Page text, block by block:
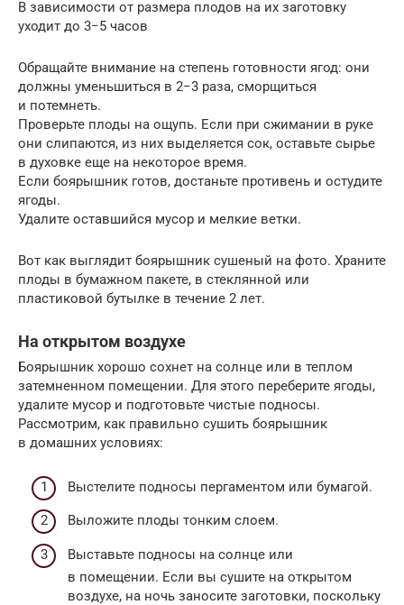
В зависимости от размера плодов на их заготовку
уходит до 3−5 часов
Обращайте внимание на степень готовности ягод: они
должны уменьшиться в 2−3 раза, сморщиться
и потемнеть.
Проверьте плоды на ощупь. Если при сжимании в руке
они слипаются, из них выделяется сок, оставьте сырье
в духовке еще на некоторое время.
Если боярышник готов, достаньте противень и остудите
ягоды.
Удалите оставшийся мусор и мелкие ветки.
Вот как выглядит боярышник сушеный на фото. Храните
плоды в бумажном пакете, в стеклянной или
пластиковой бутылке в течение 2 лет.
На открытом воздухе
Боярышник хорошо сохнет на солнце или в теплом
затемненном помещении. Для этого переберите ягоды,
удалите мусор и подготовьте чистые подносы.
Рассмотрим, как правильно сушить боярышник
в домашних условиях:
Выстелите подносы пергаментом или бумагой.
Выложите плоды тонким слоем.
Выставьте подносы на солнце или
в помещении. Если вы сушите на открытом
воздухе, на ночь заносите заготовки, поскольку